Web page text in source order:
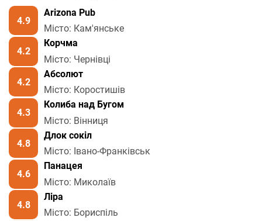
4.9
Arizona Pub
Місто: Кам'янське
4.2
Корчма
Місто: Чернівці
4.2
Абсолют
Місто: Коростишів
4.3
Колиба над Бугом
Місто: Вінниця
4.8
Длок сокіл
Місто: Івано-Франківськ
4.6
Панацея
Місто: Миколаїв
4.8
Ліра
Місто: Бориспіль